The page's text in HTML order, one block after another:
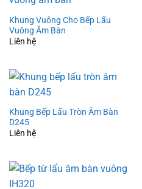
Khung Vuông Cho Bếp Lẩu
Vuông Âm Bàn
Liên hệ
Khung Bếp Lẩu Tròn Âm Bàn
D245
Liên hệ